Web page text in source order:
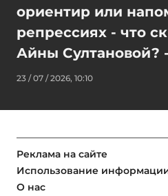
ориентир или
репрессиях - что
Айны
23 / 07 / 2026, 10:10
Реклама на сайте
Использование
О нас